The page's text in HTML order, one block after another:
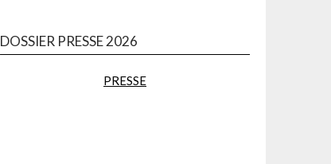
DOSSIER PRESSE 2026
PRESSE